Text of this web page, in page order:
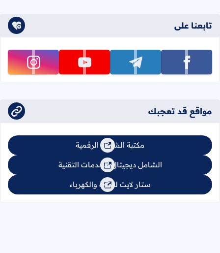
تابعنا على
تابعنا على facebook تابعنا على telegram تابعنا على youtube تابعنا على instagram
مواقع قد تعجبك
مكتبة الشامل الرقمية
الشامل ديجيتال للخدمات التقنية
ستار لايت للإنارة والكهرباء